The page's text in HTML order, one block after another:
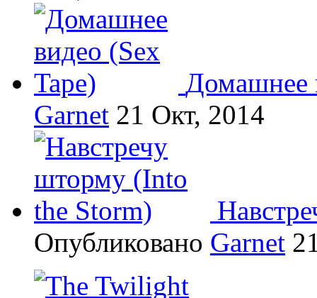
Домашнее
Garnet 21 Окт, 2014
Опубликовано Garnet